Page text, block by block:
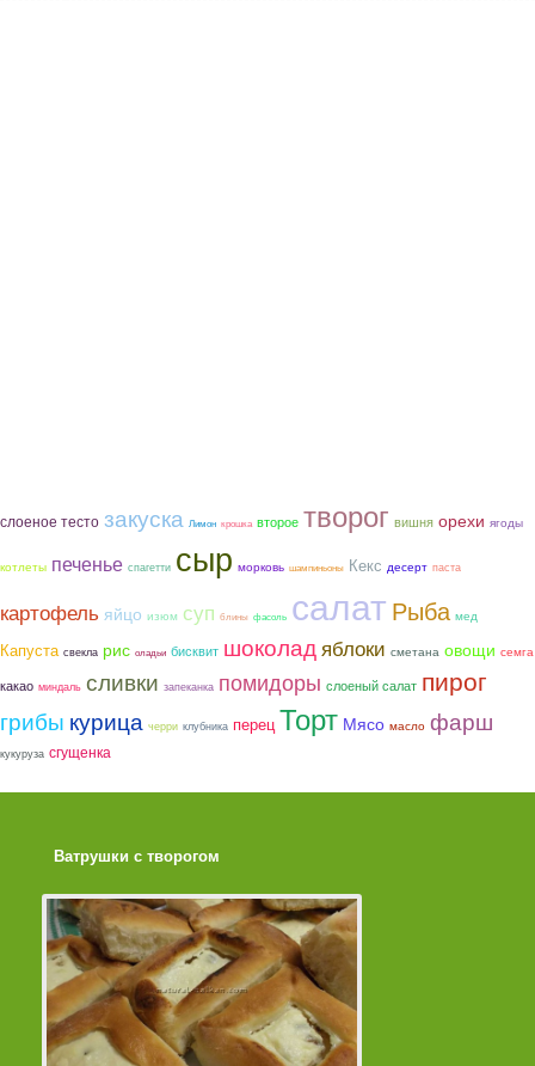
слоеное тесто закуска Лимон крошка второе творог вишня орехи ягоды
котлеты печенье спагетти сыр морковь шампиньоны Кекс десерт паста
картофель яйцо изюм суп блины фасоль салат Рыба мед
Капуста свекла рис оладьи бисквит шоколад яблоки сметана овощи семга
какао миндаль сливки запеканка помидоры слоеный салат пирог
грибы курица черри клубника перец Торт Мясо масло фарш
кукуруза сгущенка
Ватрушки с творогом